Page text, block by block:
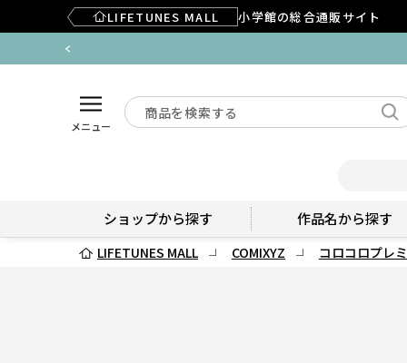
LIFETUNES MALL 小学館の総合通販サイト
メニュー
ショップから探す 作品名から探す
LIFETUNES MALL COMIXYZ コロコロプレ